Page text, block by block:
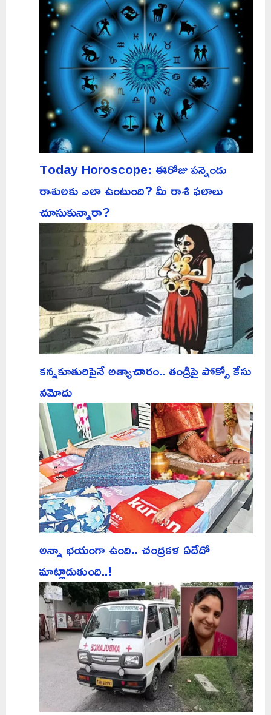
Today Horoscope: ఈరోజు పన్నెండు
రాశులకు ఎలా ఉంటుంది? మీ రాశి ఫలాలు
చూసుకున్నారా?
కన్నకూతురిపైనే అత్యాచారం.. తండ్రిపై పోక్సో కేసు
నమోదు
అన్నా భయంగా ఉంది.. చంద్రకళ ఏదేదో
మాట్లాడుతుంది..!